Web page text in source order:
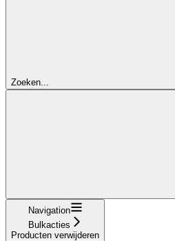
Zoeken...
Navigation
Bulkacties
Producten verwijderen